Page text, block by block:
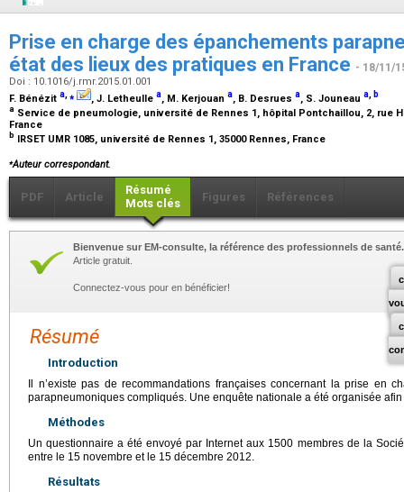
Prise en charge des épanchements
état des lieux des pratiques en France - 18/11/
Doi : 10.1016/j.rmr.2015.01.001
F. Bénézit a,⁎ , J. Letheulle a, M. Kerjouan a, B. Desrues a, S. Jouneau a, b
a Service de pneumologie, université de Rennes 1, hôpital Pontchaillou, 2, rue
France
b IRSET UMR 1085, université de Rennes 1, 35000 Rennes, France
⁎Auteur correspondant.
PDF Article
Résumé
Mots clés
Figures Références
Bienvenue sur EM-consulte, la référence des professionnels de santé.
Article gratuit.
Connectez-vous pour en bénéficier!
Résumé
Introduction
Il n’existe pas de recommandations françaises concernant la prise en
parapneumoniques compliqués. Une enquête nationale a été organisée
Méthodes
Un questionnaire a été envoyé par Internet aux 1500 membres de la
entre le 15 novembre et le 15 décembre 2012.
Résultats